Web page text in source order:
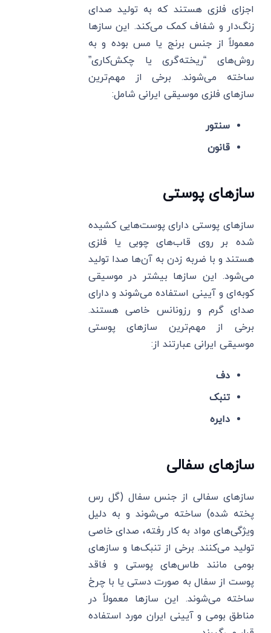
اجزای فلزی هستند که به تولید صدای
زنگ‌دار و شفاف کمک می‌کند. این سازها
معمولاً از جنس برنج یا مس بوده و به
روش‌های “ریخته‌گری یا چکش‌کاری”
ساخته می‌شوند. برخی از مهم‌ترین
سازهای فلزی موسیقی ایرانی شامل:
سنتور
قانون
سازهای پوستی
سازهای پوستی دارای پوست‌هایی کشیده
شده بر روی قاب‌های چوبی یا فلزی
هستند و با ضربه زدن به آن‌ها صدا تولید
می‌شود. این سازها بیشتر در موسیقی
کوبه‌ای و آیینی استفاده می‌شوند و دارای
صدای گرم و رزونانس خاصی هستند.
برخی از مهم‌ترین سازهای پوستی
موسیقی ایرانی عبارتند از:
دف
تنبک
دایره
سازهای سفالی
سازهای سفالی از جنس سفال (گل رس
پخته شده) ساخته می‌شوند و به دلیل
ویژگی‌های مواد به کار رفته، صدای خاصی
تولید می‌کنند. برخی از تنبک‌ها و سازهای
بومی مانند طاس‌های پوستی و فاقد
پوست از سفال به صورت دستی یا با چرخ
ساخته می‌شوند. این سازها معمولاً در
مناطق بومی و آیینی ایران مورد استفاده